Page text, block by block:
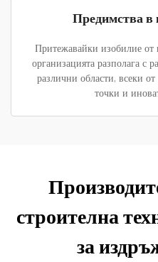
Предимства в
Притежавайки изобилие от
организацията разполага с
различни области, всеки
точки и
строителна
за